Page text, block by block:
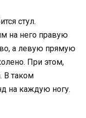
стул.
на него правую
а левую прямую
При этом,
В таком
на каждую ногу.